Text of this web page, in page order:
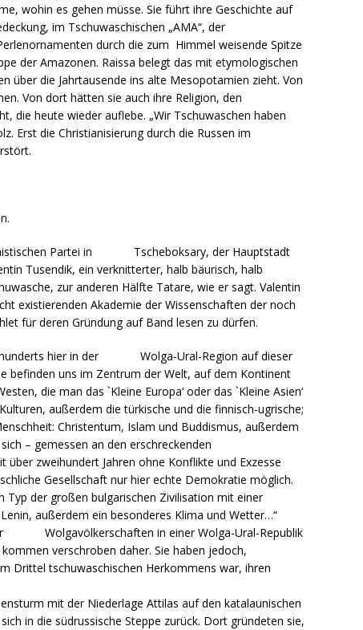
wohin es gehen müsse. Sie führt ihre Geschichte auf
im Tschuwaschischen „AMA“, der
durch die zum Himmel weisende Spitze
der Amazonen. Raissa belegt das mit etymologischen
über die Jahrtausende ins alte Mesopotamien zieht. Von
Von dort hätten sie auch ihre Religion, den
die heute wieder auflebe. „Wir Tschuwaschen haben
Erst die Christianisierung durch die Russen im
Partei in Tscheboksary, der Hauptstadt
Tusendik, ein verknitterter, halb bäurisch, halb
zur anderen Hälfte Tatare, wie er sagt. Valentin
existierenden Akademie der Wissenschaften der noch
für deren Gründung auf Band lesen zu dürfen.
hier in der Wolga-Ural-Region auf dieser
befinden uns im Zentrum der Welt, auf dem Kontinent
die man das `Kleine Europa‘ oder das `Kleine Asien‘
außerdem die türkische und die finnisch-ugrische;
Christentum, Islam und Buddismus, außerdem
– gemessen an den erschreckenden
zweihundert Jahren ohne Konflikte und Exzesse
Gesellschaft nur hier echte Demokratie möglich.
der großen bulgarischen Zivilisation mit einer
außerdem ein besonderes Klima und Wetter…“
Wolgavölkerschaften in einer Wolga-Ural-Republik
verschroben daher. Sie haben jedoch,
Drittel tschuwaschischen Herkommens war, ihren
mit der Niederlage Attilas auf den katalaunischen
in die südrussische Steppe zurück. Dort gründeten sie,